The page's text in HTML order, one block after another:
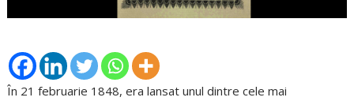
În 21 februarie 1848, era lansat unul dintre cele mai